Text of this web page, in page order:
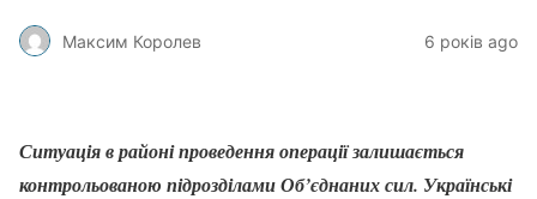
Максим Королев 6 років ago
Ситуація в районі проведення операції залишається
контрольованою підрозділами Об’єднаних сил. Українські